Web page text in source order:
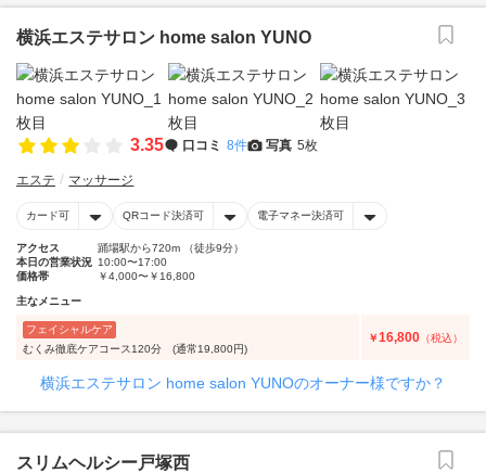
横浜エステサロン home salon YUNO
3.35 口コミ 8件 写真 5枚
エステ マッサージ
カード可 QRコード決済可 電子マネー決済可
アクセス
踊場駅から720m （徒歩9分）
本日の営業状況 10:00〜17:00
価格帯
￥4,000〜￥16,800
主なメニュー
フェイシャルケア
むくみ徹底ケアコース120分 (通常19,800円)
￥16,800 （税込）
横浜エステサロン home salon YUNOのオーナー様ですか？
スリムヘルシー戸塚西